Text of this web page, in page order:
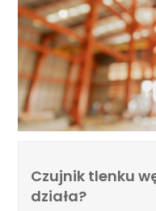
Czujnik tlenku
działa?